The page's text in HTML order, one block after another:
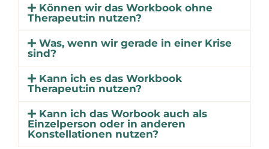
Können wir das Workbook ohne
Therapeut:in nutzen?
Was, wenn wir gerade in einer Krise
sind?
Kann ich es das Workbook
Therapeut:in nutzen?
Kann ich das Worbook auch als
Einzelperson oder in anderen
Konstellationen nutzen?